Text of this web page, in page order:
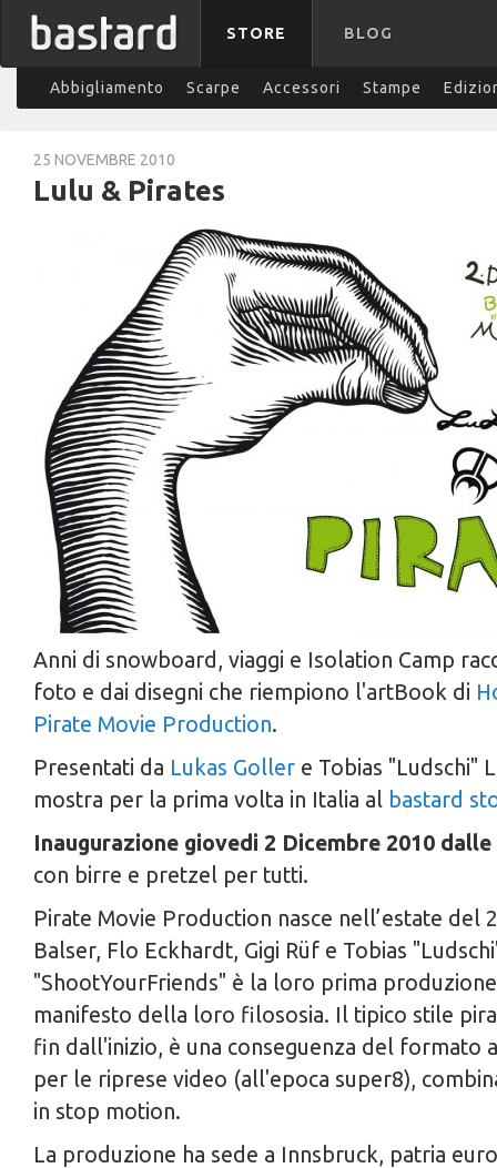
STORE BLOG
Abbigliamento Scarpe Accessori Stampe
25 NOVEMBRE 2010
Lulu & Pirates
Anni di snowboard, viaggi e Isolation Camp
foto e dai disegni che riempiono l'artBook di
Pirate Movie Production.
Presentati da Lukas Goller e Tobias "Ludschi"
mostra per la prima volta in Italia al bastard
Inaugurazione giovedi 2 Dicembre 2010 dalle
con birre e pretzel per tutti.
Pirate Movie Production nasce nell’estate del
Balser, Flo Eckhardt, Gigi Rüf e Tobias
"ShootYourFriends" è la loro prima
manifesto della loro filososia. Il tipico stile
fin dall'inizio, è una conseguenza del formato
per le riprese video (all'epoca super8),
in stop motion.
La produzione ha sede a Innsbruck, patria